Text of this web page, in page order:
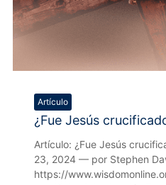
Artículo
¿Fue Jesús
Artículo: ¿Fue Jesús
23, 2024 — por Stephen
https://